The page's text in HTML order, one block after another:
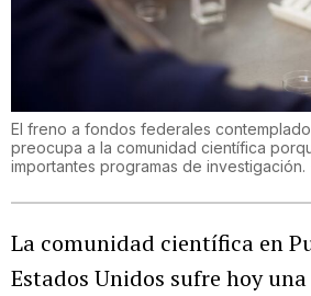
El freno a fondos federales
preocupa a la comunidad científica
importantes programas de investigación.
La comunidad científica en
Estados Unidos sufre hoy